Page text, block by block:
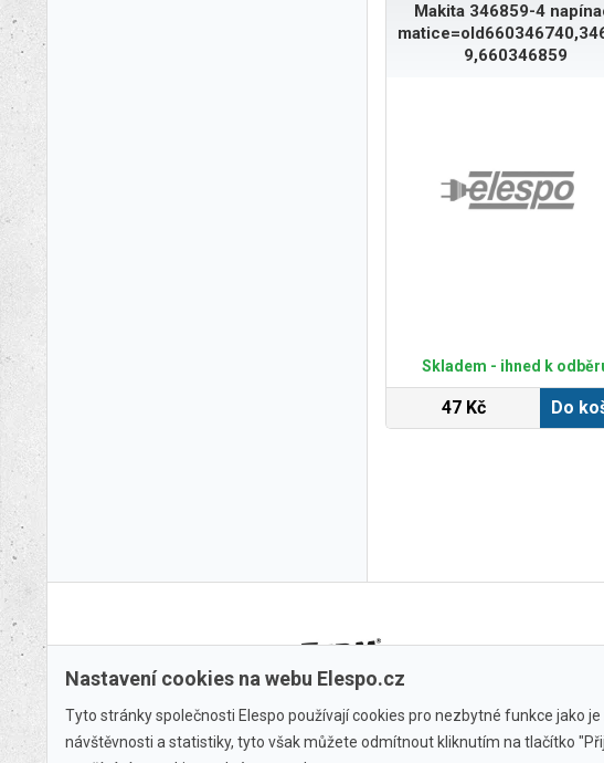
Makita 346859-4
9,660346859
Skladem - ihned k
47 Kč Do
Nastavení cookies na webu Elespo.cz
Tyto stránky společnosti Elespo používají cookies pro nezbytné funkce jako
návštěvnosti a statistiky, tyto však můžete odmítnout kliknutím na tlačítko